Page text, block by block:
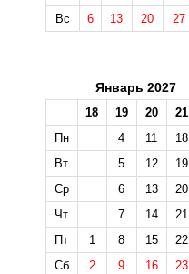
Вс
6 13 20 27
Январь 2027
18 19 20 21
Пн
4 11 18
Вт
5 12 19
Ср
6 13 20
Чт
7 14 21
Пт
1 8 15 22
Сб
2 9 16 23